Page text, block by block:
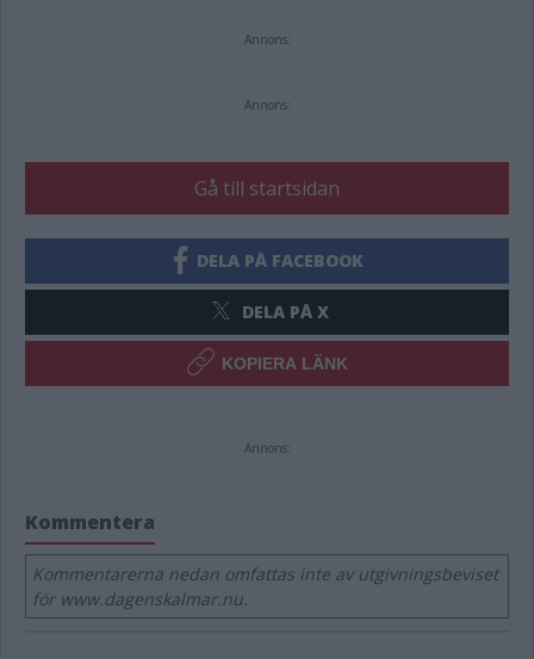
Annons:
Annons:
Gå till startsidan
DELA PÅ FACEBOOK
DELA PÅ X
KOPIERA LÄNK
Annons:
Kommentera
Kommentarerna nedan omfattas inte av utgivningsbeviset
för www.dagenskalmar.nu.